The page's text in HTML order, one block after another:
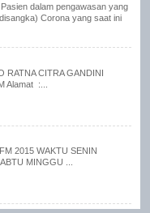
dalam pengawasan yang
Corona yang saat ini
RATNA CITRA GANDINI
Alamat :...
2015 WAKTU SENIN
MINGGU ...